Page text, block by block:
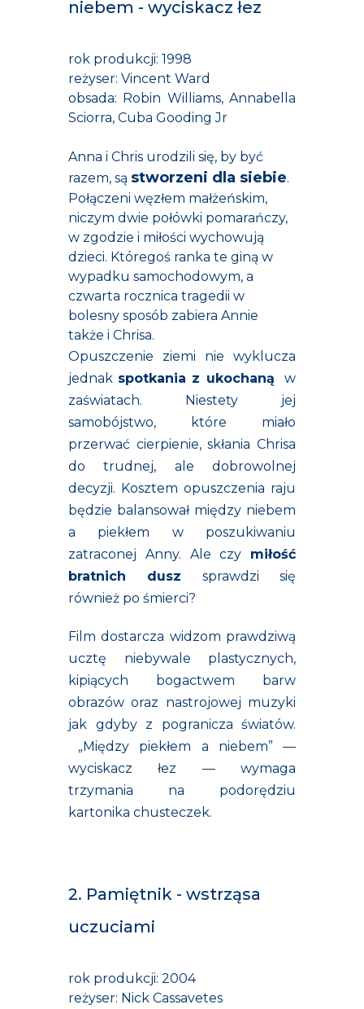
niebem - wyciskacz łez
rok produkcji: 1998
reżyser: Vincent Ward
obsada: Robin Williams, Annabella
Sciorra, Cuba Gooding Jr
Anna i Chris urodzili się, by być
razem, są stworzeni dla siebie.
Połączeni węzłem małżeńskim,
niczym dwie połówki pomarańczy,
w zgodzie i miłości wychowują
dzieci. Któregoś ranka te giną w
wypadku samochodowym, a
czwarta rocznica tragedii w
bolesny sposób zabiera Annie
także i Chrisa.
Opuszczenie ziemi nie wyklucza
jednak spotkania z ukochaną w
zaświatach. Niestety jej
samobójstwo, które miało
przerwać cierpienie, skłania Chrisa
do trudnej, ale dobrowolnej
decyzji. Kosztem opuszczenia raju
będzie balansował między niebem
a piekłem w poszukiwaniu
zatraconej Anny. Ale czy miłość
bratnich dusz sprawdzi się
również po śmierci?
Film dostarcza widzom prawdziwą
ucztę niebywale plastycznych,
kipiących bogactwem barw
obrazów oraz nastrojowej muzyki
jak gdyby z pogranicza światów.
„Między piekłem a niebem” —
wyciskacz łez — wymaga
trzymania na podorędziu
kartonika chusteczek.
2. Pamiętnik - wstrząsa
uczuciami
rok produkcji: 2004
reżyser: Nick Cassavetes